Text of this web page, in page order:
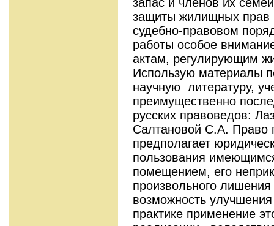
защиты жилищных прав
судебно-правовом
работы особое
актам, регулирующим
Использую материалы
научную литературу,
преимущественно
русских правоведов:
Салтановой С.А. Право
предполагает
пользования
помещением, его
произвольного
возможность
практике применение